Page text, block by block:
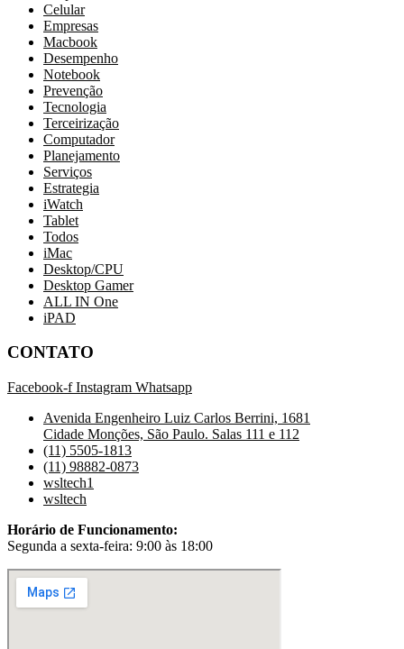
Celular
Empresas
Macbook
Desempenho
Notebook
Prevenção
Tecnologia
Terceirização
Computador
Planejamento
Serviços
Estrategia
iWatch
Tablet
Todos
iMac
Desktop/CPU
Desktop Gamer
ALL IN One
iPAD
CONTATO
Facebook-f Instagram Whatsapp
Avenida Engenheiro Luiz Carlos Berrini, 1681
Cidade Monções, São Paulo. Salas 111 e 112
(11) 5505-1813
(11) 98882-0873
wsltech1
wsltech
Horário de Funcionamento:
Segunda a sexta-feira: 9:00 às 18:00